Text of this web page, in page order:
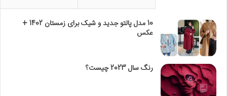
10 مدل پالتو جدید و شیک برای زمستان 1402 +
عکس
رنگ سال 2023 چیست؟